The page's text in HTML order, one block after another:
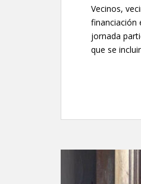
Vecinos,
financiación
jornada
que se